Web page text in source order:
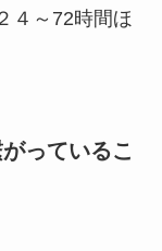
４～72時間ほ
っているこ